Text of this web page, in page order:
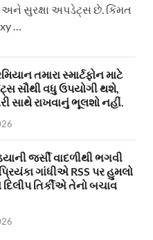
અને સુરક્ષા અપડેટ્સ છે. કિંમત
…
તમારા સ્માર્ટફોન માટે
સૌથી વધુ ઉપયોગી થશે,
સાથે રાખવાનું ભૂલશો નહીં.
જર્સી વાદળીથી ભગવી
ગાંધીએ RSS પર હુમલો
તિર્કીએ તેનો બચાવ